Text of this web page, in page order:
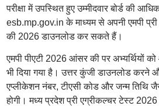
परीक्षा में उपस्थित हुए उम्मीदवार बोर्ड की
esb.mp.gov.in के माध्यम से अपनी एमपी
की 2026 डाउनलोड कर सकते हैं।
एमपी पीएटी 2026 आंसर की पर अभ्यर्थियों को
भी दिया गया है। उत्तर कुंजी डाउनलोड करने
एप्लीकेशन नंबर, टीएसी कोड और जन्म
होगी। मध्य प्रदेश प्री एग्रीकल्चर टेस्ट